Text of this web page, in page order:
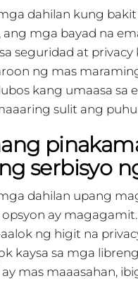
dahilan kung
ang mga bayad na
seguridad at
ng mas
kang umaasa sa
sulit ang
serbisyo
dahilan upang
ay
ng higit na
kaysa sa mga
mas maaasahan,